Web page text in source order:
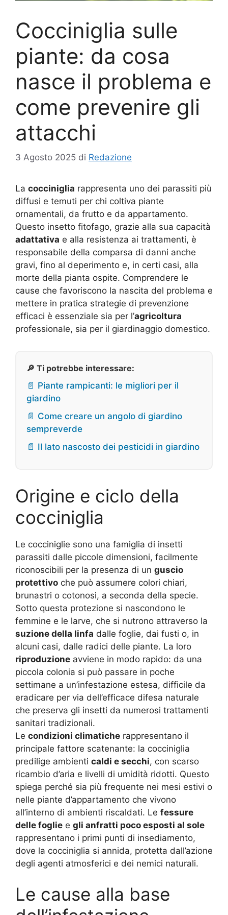
Cocciniglia sulle
piante: da cosa
nasce il problema e
come prevenire gli
attacchi
3 Agosto 2025 di Redazione
La cocciniglia rappresenta uno dei parassiti più
diffusi e temuti per chi coltiva piante
ornamentali, da frutto e da appartamento.
Questo insetto fitofago, grazie alla sua capacità
adattativa e alla resistenza ai trattamenti, è
responsabile della comparsa di danni anche
gravi, fino al deperimento e, in certi casi, alla
morte della pianta ospite. Comprendere le
cause che favoriscono la nascita del problema e
mettere in pratica strategie di prevenzione
efficaci è essenziale sia per l’agricoltura
professionale, sia per il giardinaggio domestico.
🔎 Ti potrebbe interessare:
📄 Piante rampicanti: le migliori per il
giardino
📄 Come creare un angolo di giardino
sempreverde
📄 Il lato nascosto dei pesticidi in giardino
Origine e ciclo della
cocciniglia
Le cocciniglie sono una famiglia di insetti
parassiti dalle piccole dimensioni, facilmente
riconoscibili per la presenza di un guscio
protettivo che può assumere colori chiari,
brunastri o cotonosi, a seconda della specie.
Sotto questa protezione si nascondono le
femmine e le larve, che si nutrono attraverso la
suzione della linfa dalle foglie, dai fusti o, in
alcuni casi, dalle radici delle piante. La loro
riproduzione avviene in modo rapido: da una
piccola colonia si può passare in poche
settimane a un’infestazione estesa, difficile da
eradicare per via dell’efficace difesa naturale
che preserva gli insetti da numerosi trattamenti
sanitari tradizionali.
Le condizioni climatiche rappresentano il
principale fattore scatenante: la cocciniglia
predilige ambienti caldi e secchi, con scarso
ricambio d’aria e livelli di umidità ridotti. Questo
spiega perché sia più frequente nei mesi estivi o
nelle piante d’appartamento che vivono
all’interno di ambienti riscaldati. Le fessure
delle foglie e gli anfratti poco esposti al sole
rappresentano i primi punti di insediamento,
dove la cocciniglia si annida, protetta dall’azione
degli agenti atmosferici e dei nemici naturali.
Le cause alla base